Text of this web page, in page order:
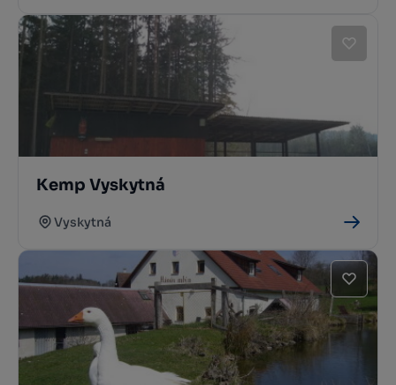
Kemp Vyskytná
Vyskytná